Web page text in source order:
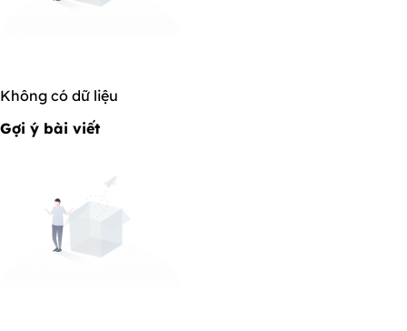
Không có dữ liệu
Gợi ý bài viết